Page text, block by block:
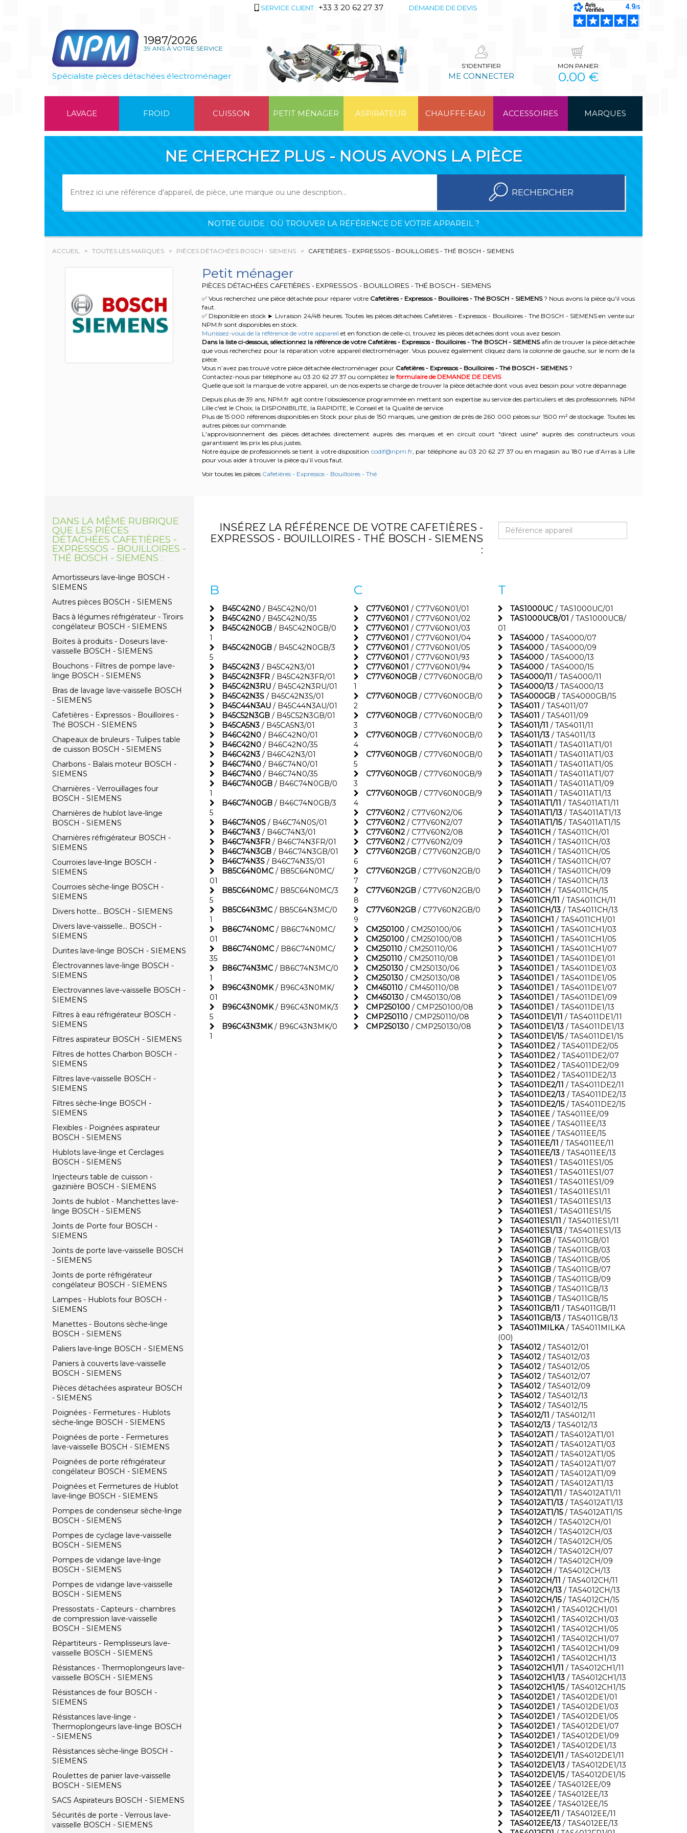
SERVICE CLIENT : +33 3 20 62 27 37 DEMANDE DE DEVIS
1987/2026
39 ANS À VOTRE SERVICE
Spécialiste pièces détachées électroménager
S'IDENTIFIER
ME CONNECTER
MON PANIER
0.00 €
LAVAGE FROID CUISSON PETIT MÉNAGER ASPIRATEUR CHAUFFE-EAU ACCESSOIRES MARQUES
NE CHERCHEZ PLUS - NOUS AVONS LA PIÈCE
RECHERCHER
NOTRE GUIDE : OÙ TROUVER LA RÉFÉRENCE DE VOTRE APPAREIL ?
ACCUEIL TOUTES LES MARQUES PIÈCES DÉTACHÉES BOSCH - SIEMENS CAFETIÈRES - EXPRESSOS - BOUILLOIRES - THÉ BOSCH - SIEMENS
Petit ménager
PIÈCES DÉTACHÉES CAFETIÈRES - EXPRESSOS - BOUILLOIRES - THÉ BOSCH - SIEMENS
✅ Vous recherchez une pièce détachée pour réparer votre Cafetières - Expressos - Bouilloires - Thé BOSCH - SIEMENS? Nous avons la pièce qu'il vous
faut.
✅ Disponible en stock ► Livraison 24/48 heures. Toutes les pièces détachées Cafetières - Expressos - Bouilloires - Thé BOSCH - SIEMENS en vente sur
NPM.fr sont disponibles en stock.
Munissez-vous de la référence de votre appareil et en fonction de celle-ci, trouvez les pièces détachées dont vous avez besoin.
Dans la liste ci-dessous, sélectionnez la référence de votre Cafetières - Expressos - Bouilloires - Thé BOSCH - SIEMENSafin de trouver la pièce détachée
que vous recherchez pour la réparation votre appareil électroménager. Vous pouvez également cliquez dans la colonne de gauche, sur le nom de la
pièce.
Vous n’avez pas trouvé votre pièce détachée électroménager pour Cafetières - Expressos - Bouilloires - Thé BOSCH - SIEMENS?
Contactez-nous par téléphone au 03 20 62 27 37 ou complétez le formulaire de DEMANDE DE DEVIS
Quelle que soit la marque de votre appareil, un de nos experts se charge de trouver la pièce détachée dont vous avez besoin pour votre dépannage.
Depuis plus de 39 ans, NPM.fr agit contre l’obsolescence programmée en mettant son expertise au service des particuliers et des professionnels. NPM
Lille c'est le Choix, la DISPONIBILITE, la RAPIDITE, le Conseil et la Qualité de service.
Plus de 15 000 références disponibles en Stock pour plus de 150 marques, une gestion de près de 260 000 pièces sur 1500 m² de stockage. Toutes les
autres pièces sur commande.
L'approvisionnement des pièces détachées directement auprès des marques et en circuit court "direct usine" auprès des constructeurs vous
garantissent les prix les plus justes.
Notre équipe de professionnels se tient à votre disposition codif@npm.fr, par téléphone au 03 20 62 27 37 ou en magasin au 180 rue d’Arras à Lille
pour vous aider à trouver la pièce qu’il vous faut.
Voir toutes les pièces Cafetières - Expressos - Bouilloires - Thé
DANS LA MÊME RUBRIQUE
QUE LES PIÈCES
DÉTACHÉES CAFETIÈRES -
EXPRESSOS - BOUILLOIRES -
THÉ BOSCH - SIEMENS :
Amortisseurs lave-linge BOSCH -
SIEMENS
Autres pièces BOSCH - SIEMENS
Bacs à légumes réfrigérateur - Tiroirs
congélateur BOSCH - SIEMENS
Boites à produits - Doseurs lave-
vaisselle BOSCH - SIEMENS
Bouchons - Filtres de pompe lave-
linge BOSCH - SIEMENS
Bras de lavage lave-vaisselle BOSCH
- SIEMENS
Cafetières - Expressos - Bouilloires -
Thé BOSCH - SIEMENS
Chapeaux de bruleurs - Tulipes table
de cuisson BOSCH - SIEMENS
Charbons - Balais moteur BOSCH -
SIEMENS
Charnières - Verrouillages four
BOSCH - SIEMENS
Charnières de hublot lave-linge
BOSCH - SIEMENS
Charnières réfrigérateur BOSCH -
SIEMENS
Courroies lave-linge BOSCH -
SIEMENS
Courroies sèche-linge BOSCH -
SIEMENS
Divers hotte... BOSCH - SIEMENS
Divers lave-vaisselle... BOSCH -
SIEMENS
Durites lave-linge BOSCH - SIEMENS
Électrovannes lave-linge BOSCH -
SIEMENS
Electrovannes lave-vaisselle BOSCH -
SIEMENS
Filtres à eau réfrigérateur BOSCH -
SIEMENS
Filtres aspirateur BOSCH - SIEMENS
Filtres de hottes Charbon BOSCH -
SIEMENS
Filtres lave-vaisselle BOSCH -
SIEMENS
Filtres sèche-linge BOSCH -
SIEMENS
Flexibles - Poignées aspirateur
BOSCH - SIEMENS
Hublots lave-linge et Cerclages
BOSCH - SIEMENS
Injecteurs table de cuisson -
gazinière BOSCH - SIEMENS
Joints de hublot - Manchettes lave-
linge BOSCH - SIEMENS
Joints de Porte four BOSCH -
SIEMENS
Joints de porte lave-vaisselle BOSCH
- SIEMENS
Joints de porte réfrigérateur
congélateur BOSCH - SIEMENS
Lampes - Hublots four BOSCH -
SIEMENS
Manettes - Boutons sèche-linge
BOSCH - SIEMENS
Paliers lave-linge BOSCH - SIEMENS
Paniers à couverts lave-vaisselle
BOSCH - SIEMENS
Pièces détachées aspirateur BOSCH
- SIEMENS
Poignées - Fermetures - Hublots
sèche-linge BOSCH - SIEMENS
Poignées de porte - Fermetures
lave-vaisselle BOSCH - SIEMENS
Poignées de porte réfrigérateur
congélateur BOSCH - SIEMENS
Poignées et Fermetures de Hublot
lave-linge BOSCH - SIEMENS
Pompes de condenseur sèche-linge
BOSCH - SIEMENS
Pompes de cyclage lave-vaisselle
BOSCH - SIEMENS
Pompes de vidange lave-linge
BOSCH - SIEMENS
Pompes de vidange lave-vaisselle
BOSCH - SIEMENS
Pressostats - Capteurs - chambres
de compression lave-vaisselle
BOSCH - SIEMENS
Répartiteurs - Remplisseurs lave-
vaisselle BOSCH - SIEMENS
Résistances - Thermoplongeurs lave-
vaisselle BOSCH - SIEMENS
Résistances de four BOSCH -
SIEMENS
Résistances lave-linge -
Thermoplongeurs lave-linge BOSCH
- SIEMENS
Résistances sèche-linge BOSCH -
SIEMENS
Roulettes de panier lave-vaisselle
BOSCH - SIEMENS
SACS Aspirateurs BOSCH - SIEMENS
Sécurités de porte - Verrous lave-
vaisselle BOSCH - SIEMENS
INSÉREZ LA RÉFÉRENCE DE VOTRE CAFETIÈRES -
EXPRESSOS - BOUILLOIRES - THÉ BOSCH - SIEMENS
:
B
B45C42N0/ B45C42N0/01
B45C42N0/ B45C42N0/35
B45C42N0GB/ B45C42N0GB/0
1
B45C42N0GB/ B45C42N0GB/3
5
B45C42N3/ B45C42N3/01
B45C42N3FR/ B45C42N3FR/01
B45C42N3RU/ B45C42N3RU/01
B45C42N3S/ B45C42N3S/01
B45C44N3AU/ B45C44N3AU/01
B45C52N3GB/ B45C52N3GB/01
B45CA5N3/ B45CA5N3/01
B46C42N0/ B46C42N0/01
B46C42N0/ B46C42N0/35
B46C42N3/ B46C42N3/01
B46C74N0/ B46C74N0/01
B46C74N0/ B46C74N0/35
B46C74N0GB/ B46C74N0GB/0
1
B46C74N0GB/ B46C74N0GB/3
5
B46C74N0S/ B46C74N0S/01
B46C74N3/ B46C74N3/01
B46C74N3FR/ B46C74N3FR/01
B46C74N3GB/ B46C74N3GB/01
B46C74N3S/ B46C74N3S/01
B85C64N0MC/ B85C64N0MC/
01
B85C64N0MC/ B85C64N0MC/3
5
B85C64N3MC/ B85C64N3MC/0
1
B86C74N0MC/ B86C74N0MC/
01
B86C74N0MC/ B86C74N0MC/
35
B86C74N3MC/ B86C74N3MC/0
1
B96C43N0MK/ B96C43N0MK/
01
B96C43N0MK/ B96C43N0MK/3
5
B96C43N3MK/ B96C43N3MK/0
1
C
C77V60N01 / C77V60N01/01
C77V60N01 / C77V60N01/02
C77V60N01 / C77V60N01/03
C77V60N01 / C77V60N01/04
C77V60N01 / C77V60N01/05
C77V60N01 / C77V60N01/93
C77V60N01 / C77V60N01/94
C77V60N0GB/ C77V60N0GB/0
1
C77V60N0GB/ C77V60N0GB/0
2
C77V60N0GB/ C77V60N0GB/0
3
C77V60N0GB/ C77V60N0GB/0
4
C77V60N0GB/ C77V60N0GB/0
5
C77V60N0GB/ C77V60N0GB/9
3
C77V60N0GB/ C77V60N0GB/9
4
C77V60N2/ C77V60N2/06
C77V60N2/ C77V60N2/07
C77V60N2/ C77V60N2/08
C77V60N2/ C77V60N2/09
C77V60N2GB/ C77V60N2GB/0
6
C77V60N2GB/ C77V60N2GB/0
7
C77V60N2GB/ C77V60N2GB/0
8
C77V60N2GB/ C77V60N2GB/0
9
CM250100/ CM250100/06
CM250100/ CM250100/08
CM250110/ CM250110/06
CM250110/ CM250110/08
CM250130/ CM250130/06
CM250130/ CM250130/08
CM450110/ CM450110/08
CM450130/ CM450130/08
CMP250100/ CMP250100/08
CMP250110/ CMP250110/08
CMP250130/ CMP250130/08
T
TAS1000UC/ TAS1000UC/01
TAS1000UC8/01 / TAS1000UC8/
01
TAS4000/ TAS4000/07
TAS4000/ TAS4000/09
TAS4000/ TAS4000/13
TAS4000/ TAS4000/15
TAS4000/11 / TAS4000/11
TAS4000/13/ TAS4000/13
TAS4000GB/ TAS4000GB/15
TAS4011 / TAS4011/07
TAS4011 / TAS4011/09
TAS4011/11 / TAS4011/11
TAS4011/13/ TAS4011/13
TAS4011AT1 / TAS4011AT1/01
TAS4011AT1 / TAS4011AT1/03
TAS4011AT1 / TAS4011AT1/05
TAS4011AT1 / TAS4011AT1/07
TAS4011AT1 / TAS4011AT1/09
TAS4011AT1 / TAS4011AT1/13
TAS4011AT1/11 / TAS4011AT1/11
TAS4011AT1/13/ TAS4011AT1/13
TAS4011AT1/15/ TAS4011AT1/15
TAS4011CH / TAS4011CH/01
TAS4011CH / TAS4011CH/03
TAS4011CH / TAS4011CH/05
TAS4011CH / TAS4011CH/07
TAS4011CH / TAS4011CH/09
TAS4011CH / TAS4011CH/13
TAS4011CH / TAS4011CH/15
TAS4011CH/11 / TAS4011CH/11
TAS4011CH/13/ TAS4011CH/13
TAS4011CH1 / TAS4011CH1/01
TAS4011CH1 / TAS4011CH1/03
TAS4011CH1 / TAS4011CH1/05
TAS4011CH1 / TAS4011CH1/07
TAS4011DE1 / TAS4011DE1/01
TAS4011DE1 / TAS4011DE1/03
TAS4011DE1 / TAS4011DE1/05
TAS4011DE1 / TAS4011DE1/07
TAS4011DE1 / TAS4011DE1/09
TAS4011DE1 / TAS4011DE1/13
TAS4011DE1/11 / TAS4011DE1/11
TAS4011DE1/13/ TAS4011DE1/13
TAS4011DE1/15/ TAS4011DE1/15
TAS4011DE2/ TAS4011DE2/05
TAS4011DE2/ TAS4011DE2/07
TAS4011DE2/ TAS4011DE2/09
TAS4011DE2/ TAS4011DE2/13
TAS4011DE2/11 / TAS4011DE2/11
TAS4011DE2/13/ TAS4011DE2/13
TAS4011DE2/15/ TAS4011DE2/15
TAS4011EE/ TAS4011EE/09
TAS4011EE/ TAS4011EE/13
TAS4011EE/ TAS4011EE/15
TAS4011EE/11 / TAS4011EE/11
TAS4011EE/13/ TAS4011EE/13
TAS4011ES1 / TAS4011ES1/05
TAS4011ES1 / TAS4011ES1/07
TAS4011ES1 / TAS4011ES1/09
TAS4011ES1 / TAS4011ES1/11
TAS4011ES1 / TAS4011ES1/13
TAS4011ES1 / TAS4011ES1/15
TAS4011ES1/11 / TAS4011ES1/11
TAS4011ES1/13/ TAS4011ES1/13
TAS4011GB/ TAS4011GB/01
TAS4011GB/ TAS4011GB/03
TAS4011GB/ TAS4011GB/05
TAS4011GB/ TAS4011GB/07
TAS4011GB/ TAS4011GB/09
TAS4011GB/ TAS4011GB/13
TAS4011GB/ TAS4011GB/15
TAS4011GB/11 / TAS4011GB/11
TAS4011GB/13/ TAS4011GB/13
TAS4011MILKA/ TAS4011MILKA
(00)
TAS4012/ TAS4012/01
TAS4012/ TAS4012/03
TAS4012/ TAS4012/05
TAS4012/ TAS4012/07
TAS4012/ TAS4012/09
TAS4012/ TAS4012/13
TAS4012/ TAS4012/15
TAS4012/11 / TAS4012/11
TAS4012/13/ TAS4012/13
TAS4012AT1 / TAS4012AT1/01
TAS4012AT1 / TAS4012AT1/03
TAS4012AT1 / TAS4012AT1/05
TAS4012AT1 / TAS4012AT1/07
TAS4012AT1 / TAS4012AT1/09
TAS4012AT1 / TAS4012AT1/13
TAS4012AT1/11 / TAS4012AT1/11
TAS4012AT1/13/ TAS4012AT1/13
TAS4012AT1/15/ TAS4012AT1/15
TAS4012CH / TAS4012CH/01
TAS4012CH / TAS4012CH/03
TAS4012CH / TAS4012CH/05
TAS4012CH / TAS4012CH/07
TAS4012CH / TAS4012CH/09
TAS4012CH / TAS4012CH/13
TAS4012CH/11 / TAS4012CH/11
TAS4012CH/13/ TAS4012CH/13
TAS4012CH/15/ TAS4012CH/15
TAS4012CH1 / TAS4012CH1/01
TAS4012CH1 / TAS4012CH1/03
TAS4012CH1 / TAS4012CH1/05
TAS4012CH1 / TAS4012CH1/07
TAS4012CH1 / TAS4012CH1/09
TAS4012CH1 / TAS4012CH1/13
TAS4012CH1/11 / TAS4012CH1/11
TAS4012CH1/13/ TAS4012CH1/13
TAS4012CH1/15/ TAS4012CH1/15
TAS4012DE1 / TAS4012DE1/01
TAS4012DE1 / TAS4012DE1/03
TAS4012DE1 / TAS4012DE1/05
TAS4012DE1 / TAS4012DE1/07
TAS4012DE1 / TAS4012DE1/09
TAS4012DE1 / TAS4012DE1/13
TAS4012DE1/11 / TAS4012DE1/11
TAS4012DE1/13/ TAS4012DE1/13
TAS4012DE1/15/ TAS4012DE1/15
TAS4012EE/ TAS4012EE/09
TAS4012EE/ TAS4012EE/13
TAS4012EE/ TAS4012EE/15
TAS4012EE/11 / TAS4012EE/11
TAS4012EE/13/ TAS4012EE/13